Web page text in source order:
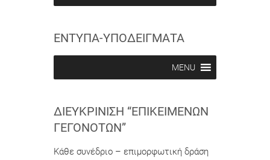
ΕΝΤΥΠΑ-ΥΠΟΔΕΙΓΜΑΤΑ
MENU
ΔΙΕΥΚΡΊΝΙΣΗ “ΕΠΙΚΕΊΜΕΝΩΝ
ΓΕΓΟΝΌΤΩΝ”
Κάθε συνέδριο – επιμορφωτική δράση